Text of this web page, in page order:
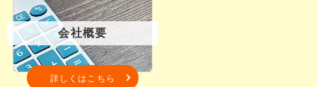
会社概要
詳しくはこちら